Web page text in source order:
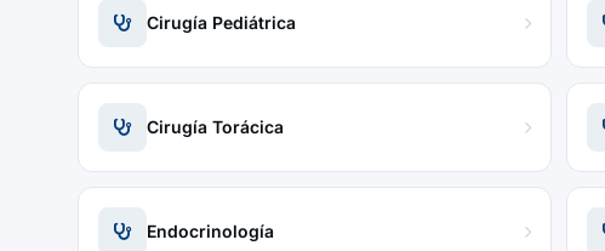
Cirugía Pediátrica
Cirugía Torácica
Endocrinología